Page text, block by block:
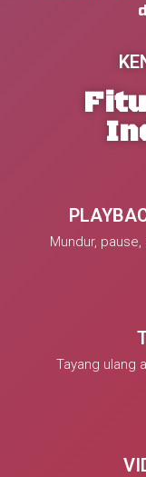
Mundur,
Tayang ulang